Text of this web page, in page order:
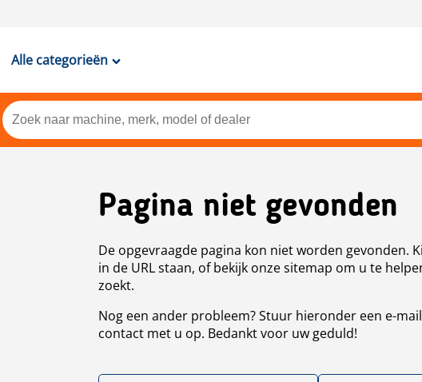
Alle categorieën
Pagina niet gevonden
De opgevraagde pagina kon niet worden gevonden.
in de URL staan, of bekijk onze sitemap om u te
zoekt.
Nog een ander probleem? Stuur hieronder een e-
contact met u op. Bedankt voor uw geduld!